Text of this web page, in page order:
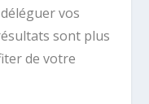
vos
sont plus
de votre